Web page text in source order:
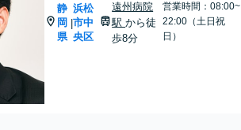
静
岡
県
|
浜松
市中
央区
遠州病院
駅から徒
歩8分
営業時間：08:00~
22:00（土日祝
日）